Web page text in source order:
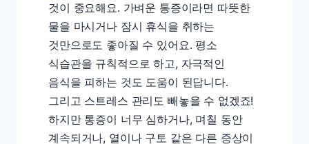
것이 중요해요. 가벼운 통증이라면 따뜻한
물을 마시거나 잠시 휴식을 취하는
것만으로도 좋아질 수 있어요. 평소
식습관을 규칙적으로 하고, 자극적인
음식을 피하는 것도 도움이 된답니다.
그리고 스트레스 관리도 빼놓을 수 없겠죠!
하지만 통증이 너무 심하거나, 며칠 동안
계속되거나, 열이나 구토 같은 다른 증상이